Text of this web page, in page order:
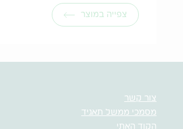
צפייה במוצר
צור קשר
מסמכי ממשל תאגיד
הקוד האתי